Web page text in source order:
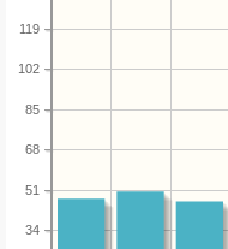
34
51
68
85
102
119